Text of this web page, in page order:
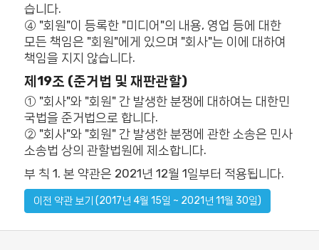
습니다.
④ "회원"이 등록한 "미디어"의 내용, 영업 등에 대한
모든 책임은 "회원"에게 있으며 "회사"는 이에 대하여
책임을 지지 않습니다.
제19조 (준거법 및 재판관할)
① "회사"와 "회원" 간 발생한 분쟁에 대하여는 대한민
국법을 준거법으로 합니다.
② "회사"와 "회원" 간 발생한 분쟁에 관한 소송은 민사
소송법 상의 관할법원에 제소합니다.
부 칙 1. 본 약관은 2021년 12월 1일부터 적용됩니다.
이전 약관 보기 (2017년 4월 15일 ~ 2021년 11월 30일)